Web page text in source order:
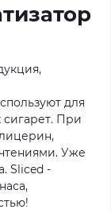
для
При
Уже
Sliced -